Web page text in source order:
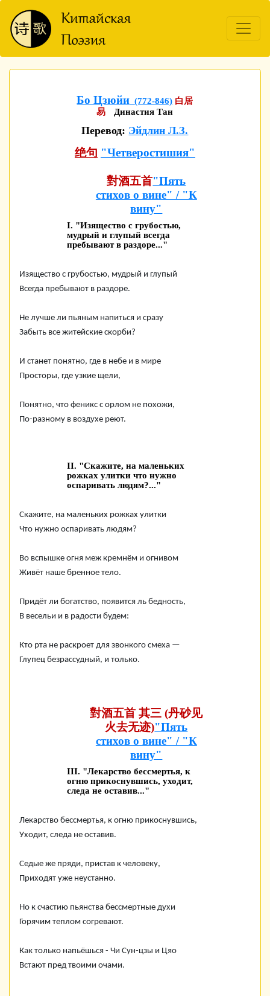
Бо Цзюйи (772-846) 白居
易
Династия Тан
Перевод: Эйдлин Л.З.
绝句 "Четверостишия"
對酒五首"Пять
стихов о вине" / "К
вину"
I. "Изящество с грубостью,
мудрый и глупый всегда
пребывают в раздоре..."
Изящество с грубостью, мудрый и глупый
Всегда пребывают в раздоре.
Не лучше ли пьяным напиться и сразу
Забыть все житейские скорби?
И станет понятно, где в небе и в мире
Просторы, где узкие щели,
Понятно, что феникс с орлом не похожи,
По-разному в воздухе реют.
II. "Скажите, на маленьких
рожках улитки что нужно
оспаривать людям?..."
Скажите, на маленьких рожках улитки
Что нужно оспаривать людям?
Во вспышке огня меж кремнём и огнивом
Живёт наше бренное тело.
Придёт ли богатство, появится ль бедность,
В весельи и в радости будем:
Кто рта не раскроет для звонкого смеха —
Глупец безрассудный, и только.
對酒五首 其三 (丹砂见
火去无迹)"Пять
стихов о вине" / "К
вину"
III. "Лекарство бессмертья, к
огню прикоснувшись, уходит,
следа не оставив..."
Лекарство бессмертья, к огню прикоснувшись,
Уходит, следа не оставив.
Седые же пряди, пристав к человеку,
Приходят уже неустанно.
Но к счастию пьянства бессмертные духи
Горячим теплом согревают.
Как только напьёшься - Чи Сун-цзы и Цяо
Встают пред твоими очами.